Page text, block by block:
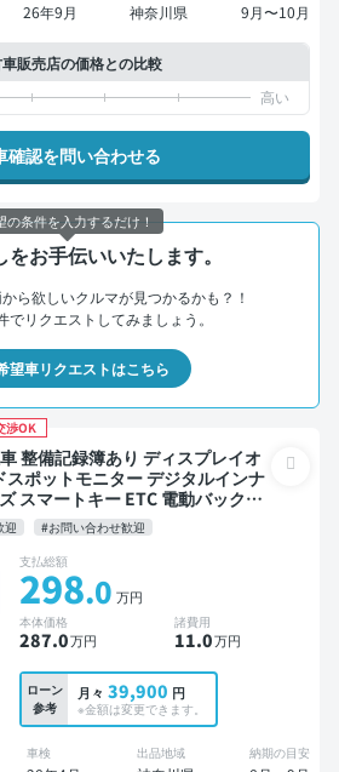
26年9月 神奈川県 9月〜10月
販売店の価格との比較
確認を問い合わせる
お手伝いいたします。
ら欲しいクルマが見つかるかも？！
でリクエストしてみましょう。
望車リクエストはこちら
渉OK
スポットモニター デジタルインナ
スマートキー ETC 電動バックド
カメラ ドライブレコーダー 衝突
迎 #お問い合わせ歓迎
支払総額
298.0 万円
本体価格
287.0万円
諸費用
11.0万円
ローン
参考
月々 39,900 円
※金額は変更できます。
車検 出品地域 納期の目安
の条件を入力するだけ！